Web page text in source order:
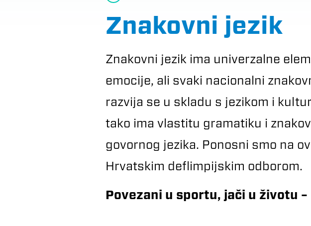
Znakovni jezik
Znakovni jezik ima univerzalne
emocije, ali svaki nacionalni
razvija se u skladu s jezikom i
tako ima vlastitu gramatiku i
govornog jezika. Ponosni smo na
Hrvatskim deflimpijskim odborom.
Povezani u sportu, jači u životu